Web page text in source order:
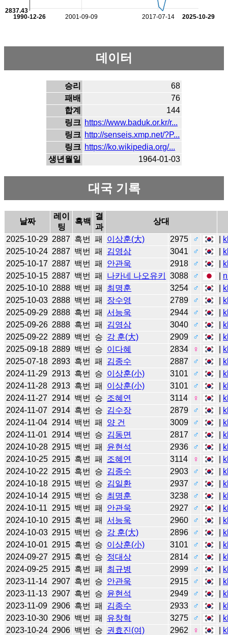
2001-09-09 2017-07-14
1990-12-26 2025-10-29
2837.43
데이터
승리
68
패배
76
합계
144
링크 https://www.baduk.or.kr/r...
링크 http://senseis.xmp.net/?P...
링크 https://ko.wikipedia.org/...
생년월일
1964-01-03
대국 기록
날짜
레이
팅
흑백
결
과
상대
2025-10-29 2887 흑번 패 이상훈(大) 2975 ♂
2025-10-24 2887 백번 패 김영삼 3041 ♂
2025-10-17 2887 백번 패 안관욱 2918 ♂
2025-10-15 2887 백번 패 나카네 나오유키 3088 ♂
2025-10-10 2888 백번 패 최명훈 3254 ♂
2025-10-03 2888 백번 패 장수영 2789 ♂
2025-09-29 2888 흑번 패 서능욱 2944 ♂
2025-09-26 2888 흑번 패 김영삼 3040 ♂
2025-09-22 2889 백번 승 강 훈(大) 2909 ♂
2025-09-18 2889 백번 승 이다혜 2834 ♀
2025-07-18 2893 흑번 패 김종수 2887 ♂
2024-11-29 2913 흑번 승 이상훈(小) 3101 ♂
2024-11-28 2913 흑번 패 이상훈(小) 3101 ♂
2024-11-27
2914 백번 승 조혜연 3114 ♀
2024-11-07
2914 흑번 승 김수장 2879 ♂
2024-11-04 2914 백번 패 양 건 3009 ♂
2024-11-01
2914 백번 승 김동면 2817 ♂
2024-10-28 2915 백번 패 윤현석 2936 ♂
2024-10-25 2915 흑번 패 조혜연 3114 ♀
2024-10-22 2915 흑번 승 김종수 2903 ♂
2024-10-18 2915 백번 승 김일환 2937 ♂
2024-10-14 2915 백번 승 최명훈 3238 ♂
2024-10-11
2915 백번 패 안관욱 2927 ♂
2024-10-10 2915 흑번 패 서능욱 2960 ♂
2024-10-03 2915 백번 승 강 훈(大) 2896 ♂
2024-10-01 2915 흑번 승 이상훈(小) 3101 ♂
2024-09-27 2915 흑번 승 정대상 2814 ♂
2024-09-25 2915 흑번 패 최규병 2999 ♂
2023-11-14 2907 흑번 승 안관욱 2915 ♂
2023-11-13 2907 흑번 승 윤현석 2949 ♂
2023-11-09 2906 흑번 패 김종수 2933 ♂
2023-10-30 2906 백번 패 유창혁 3275 ♂
2023-10-24 2906 백번 승 권효진(여) 2962 ♀